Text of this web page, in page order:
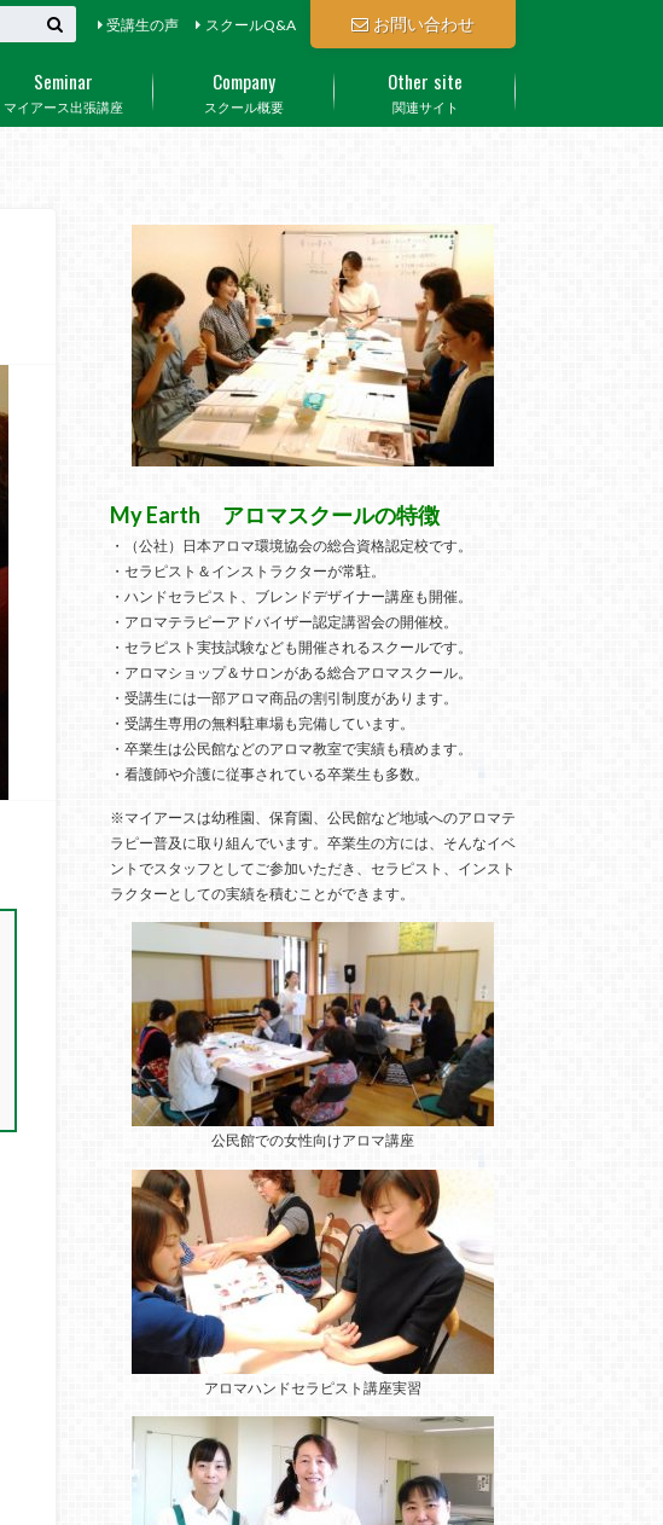
お問い合わせ
受講生の声 スクールQ&A
マイアース出張講座
Seminar
スクール概要
Company
関連サイト
Other site
My Earth アロマスクールの特徴
・（公社）日本アロマ環境協会の総合資格認定校です。
・セラピスト＆インストラクターが常駐。
・ハンドセラピスト、ブレンドデザイナー講座も開催。
・アロマテラピーアドバイザー認定講習会の開催校。
・セラピスト実技試験なども開催されるスクールです。
・アロマショップ＆サロンがある総合アロマスクール。
・受講生には一部アロマ商品の割引制度があります。
・受講生専用の無料駐車場も完備しています。
・卒業生は公民館などのアロマ教室で実績も積めます。
・看護師や介護に従事されている卒業生も多数。
※マイアースは幼稚園、保育園、公民館など地域へのアロマテ
ラピー普及に取り組んでいます。卒業生の方には、そんなイベ
ントでスタッフとしてご参加いただき、セラピスト、インスト
ラクターとしての実績を積むことができます。
公民館での女性向けアロマ講座
アロマハンドセラピスト講座実習